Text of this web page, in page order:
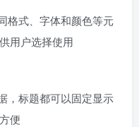
格式、字体和颜色等元
用户选择使用
，标题都可以固定显示
便